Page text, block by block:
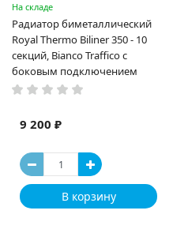
На складе
Радиатор биметаллический
Royal Thermo Biliner 350 - 10
секций, Bianco Traffico с
боковым подключением
9 200 ₽
В корзину